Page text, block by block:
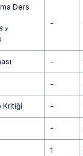
Ders
x
-
-
-
Kritiği -
-
1